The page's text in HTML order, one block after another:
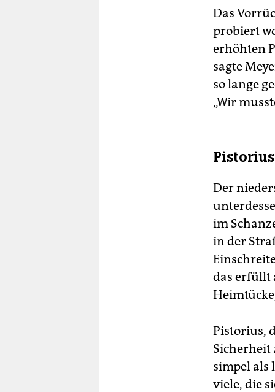
Das
probiert
erhöhten
sagte
so lange
„Wir
Der
im
in der
das erfüllt
Pistorius,
Sicherheit
simpel als
viele, die